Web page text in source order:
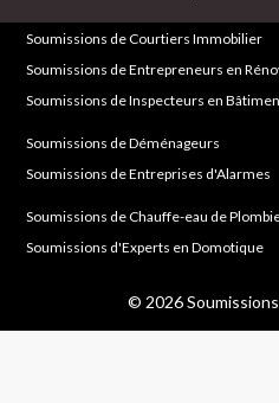
Soumissions de Courtiers Immobilier
Soumissions de Entrepreneurs en
Soumissions de Inspecteurs en
Soumissions de Déménageurs
Soumissions de Entreprises d'Alarmes
Soumissions de Chauffe-eau de
Soumissions d'Experts en Domotique
© 2026